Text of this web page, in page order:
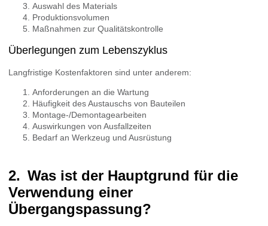
Auswahl des Materials
Produktionsvolumen
Maßnahmen zur Qualitätskontrolle
Überlegungen zum Lebenszyklus
Langfristige Kostenfaktoren sind unter anderem:
Anforderungen an die Wartung
Häufigkeit des Austauschs von Bauteilen
Montage-/Demontagearbeiten
Auswirkungen von Ausfallzeiten
Bedarf an Werkzeug und Ausrüstung
Was ist der Hauptgrund für die
Verwendung einer
Übergangspassung?